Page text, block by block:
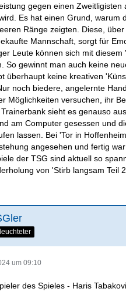
gegen einen Zweitligisten
Es hat einen Grund, warum
Ränge zeigten. Diese,
Mannschaft, sorgt für
Leute können sich mit diesem
So gewinnt man auch keine
überhaupt keine kreativen
noch biedere, angelernte
Möglichkeiten versuchen, ihr
sieht es genauso
am Computer gesessen und
lassen. Bei 'Tor in
angesehen und fertig
der TSG sind aktuell so
von 'Stirb langsam Teil
um 09:10
des Spieles - Haris